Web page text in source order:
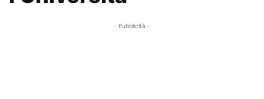
- Pubblicità -